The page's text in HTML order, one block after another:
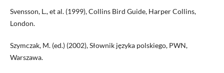
Svensson, L., et al. (1999), Collins Bird Guide, Harper Collins,
London.
Szymczak, M. (ed.) (2002), Słownik języka polskiego, PWN,
Warszawa.